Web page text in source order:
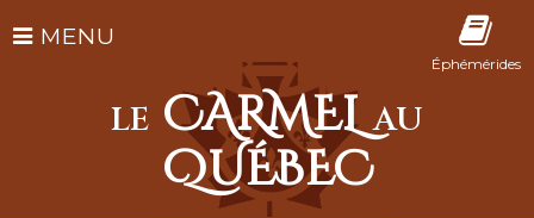
Éphémérides
MENU
LE CARMELAU
QUÉBEC